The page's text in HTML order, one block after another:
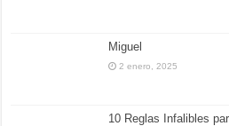
Miguel
2 enero, 2025
10 Reglas Infalibles